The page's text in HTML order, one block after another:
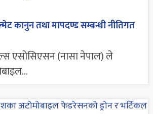
कानुन तथा मापदण्ड सम्बन्धी नीतिगत
एसोसिएसन (नासा नेपाल) ले